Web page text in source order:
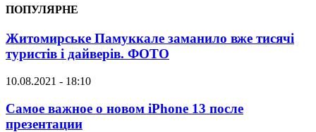
ПОПУЛЯРНЕ
Житомирське Памуккале заманило вже тисячі
туристів і дайверів. ФОТО
10.08.2021 - 18:10
Самое важное о новом iPhone 13 после
презентации